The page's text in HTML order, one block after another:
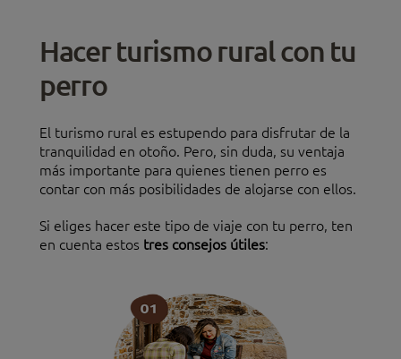
Hacer turismo rural con tu
perro
El turismo rural es estupendo para disfrutar de la
tranquilidad en otoño. Pero, sin duda, su ventaja
más importante para quienes tienen perro es
contar con más posibilidades de alojarse con ellos.
Si eliges hacer este tipo de viaje con tu perro, ten
en cuenta estos tres consejos útiles: